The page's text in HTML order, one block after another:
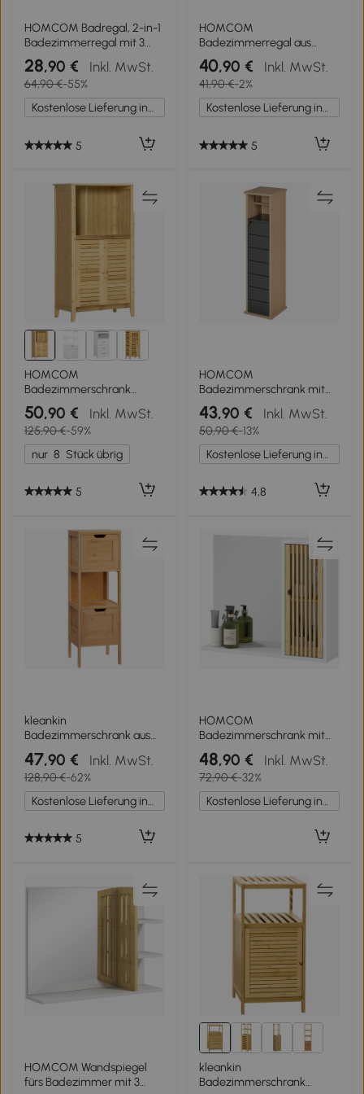
HOMCOM Badregal, 2-in-1
Badezimmerregal mit 3
Stangen, abnehmbarer
48L-Wäschekorb, Bambus,
43 x 35 x 133 cm,
Cremeweiß
28,90 € Inkl. MwSt.
64,90 €-55%
Kostenlose Lieferung innerhalb Deutschlands
5
HOMCOM
Badezimmerregal aus
Bambus
Handtücherständer mit 3
Stangen entnehmbarer
Wäschekorb mit 48 L Grau
40,90 € Inkl. MwSt.
41,90 €-2%
Kostenlose Lieferung innerhalb Deutschlands
5
HOMCOM
Badezimmerschrank
Badschrank Standregal mit
2 Lamellentüren, offenem
Regal, Bambus,
Aufbewahrungsschrank
Schrank für Badezimmer,
92cm Natur
50,90 € Inkl. MwSt.
125,90 €-59%
nur 8 Stück übrig
5
HOMCOM
Badezimmerschrank mit
höhenverstellbarem Regal
Badmöbel mit Tür
Toilettenpapier
Handtuchhalter versteckter
Griff MDF Bambus
43,90 € Inkl. MwSt.
50,90 €-13%
Kostenlose Lieferung innerhalb Deutschlands
4,8
kleankin
Badezimmerschrank aus
Bambus, 1 Regal, 2
Schubladen, 30 cm x 30
cm x 90 cm; Natur
47,90 € Inkl. MwSt.
128,90 €-62%
Kostenlose Lieferung innerhalb Deutschlands
5
HOMCOM
Badezimmerschrank mit
Spiegel, Regal, Tür mit
Bambuslatten und
verstellbarem Regal, weiß
48,90 € Inkl. MwSt.
72,90 €-32%
Kostenlose Lieferung innerhalb Deutschlands
HOMCOM Wandspiegel
fürs Badezimmer mit 3
kleankin
Badezimmerschrank